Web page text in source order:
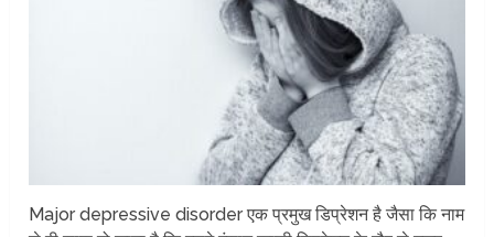
Major depressive disorder एक प्रमुख डिप्रेशन है जैसा कि नाम